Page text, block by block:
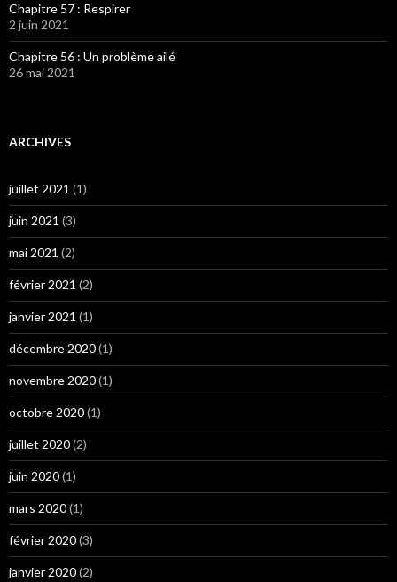
Chapitre 57 : Respirer
2 juin 2021
Chapitre 56 : Un problème ailé
26 mai 2021
ARCHIVES
juillet 2021 (1)
juin 2021 (3)
mai 2021 (2)
février 2021 (2)
janvier 2021 (1)
décembre 2020(1)
novembre 2020(1)
octobre 2020(1)
juillet 2020(2)
juin 2020(1)
mars 2020(1)
février 2020(3)
janvier 2020(2)